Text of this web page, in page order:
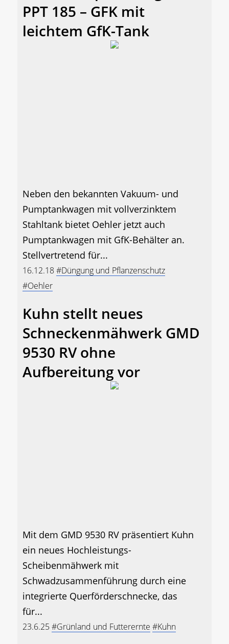
PPT 185 – GFK mit
leichtem GfK-Tank
Neben den bekannten Vakuum- und
Pumptankwagen mit vollverzinktem
Stahltank bietet Oehler jetzt auch
Pumptankwagen mit GfK-Behälter an.
Stellvertretend für...
16.12.18#Düngung und Pflanzenschutz
#Oehler
Kuhn stellt neues
Schneckenmähwerk GMD
9530 RV ohne
Aufbereitung vor
Mit dem GMD 9530 RV präsentiert Kuhn
ein neues Hochleistungs-
Scheibenmähwerk mit
Schwadzusammenführung durch eine
integrierte Querförderschnecke, das
für...
23.6.25#Grünland und Futterernte #Kuhn